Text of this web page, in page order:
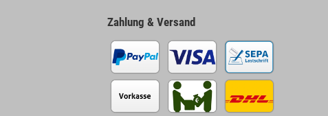
Zahlung & Versand